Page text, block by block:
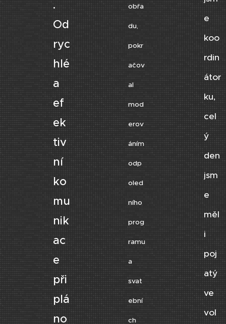
.
Od
ryc
hlé
a
ef
ek
tiv
ní
ko
mu
nik
ac
e
při
plá
no
obřa
du,
pokr
ačov
al
mod
erov
áním
odp
oled
ního
prog
ramu
a
svat
ební
ch
e
koo
rdin
átor
ku,
cel
ý
den
jsm
e
měl
i
poj
atý
ve
vol